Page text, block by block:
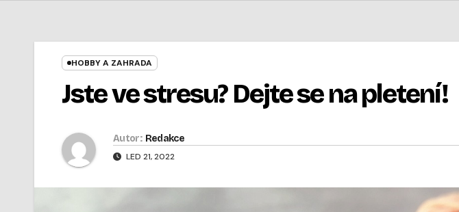
HOBBY A ZAHRADA
Jste ve stresu? Dejte se na pletení!
Autor: Redakce
LED 21, 2022